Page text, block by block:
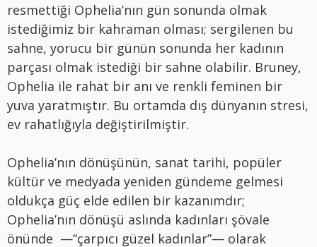
resmettiği Ophelia’nın gün sonunda olmak
istediğimiz bir kahraman olması; sergilenen bu
sahne, yorucu bir günün sonunda her kadının
parçası olmak istediği bir sahne olabilir. Bruney,
Ophelia ile rahat bir anı ve renkli feminen bir
yuva yaratmıştır. Bu ortamda dış dünyanın stresi,
ev rahatlığıyla değiştirilmiştir.
Ophelia’nın dönüşünün, sanat tarihi, popüler
kültür ve medyada yeniden gündeme gelmesi
oldukça güç elde edilen bir kazanımdır;
Ophelia’nın dönüşü aslında kadınları şövale
önünde —“çarpıcı güzel kadınlar”— olarak